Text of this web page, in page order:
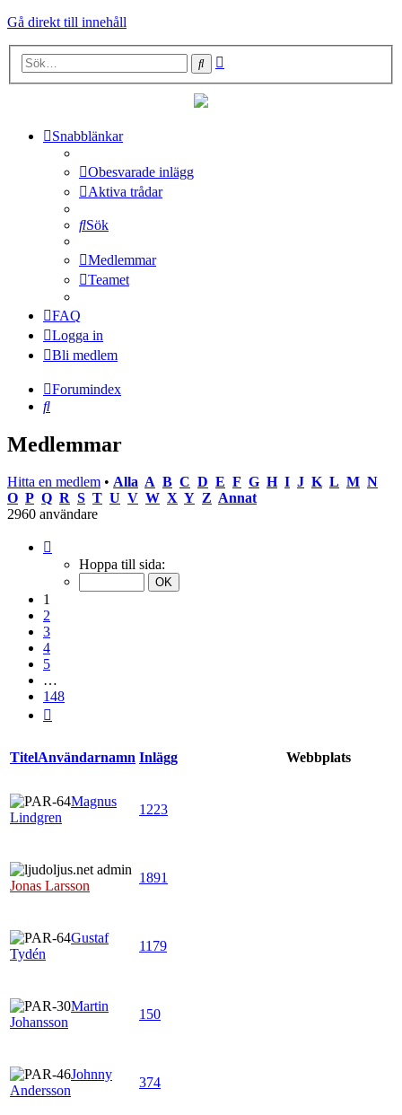
Gå direkt till innehåll
Sök
Snabblänkar
Obesvarade inlägg
Aktiva trådar
Sök
Medlemmar
Teamet
FAQ
Logga in
Bli medlem
Forumindex
Sök
Medlemmar
Hitta en medlem • Alla A B C D E F G H I J K L M N
O P Q R S T U V W X Y Z Annat
2960 användare
Hoppa till sida:
1
2
3
4
5
…
148
TitelAnvändarnamn Inlägg Webbplats
Magnus
Lindgren
1223
Jonas Larsson
1891
Gustaf
Tydén
1179
Martin
Johansson
150
Johnny
Andersson
374